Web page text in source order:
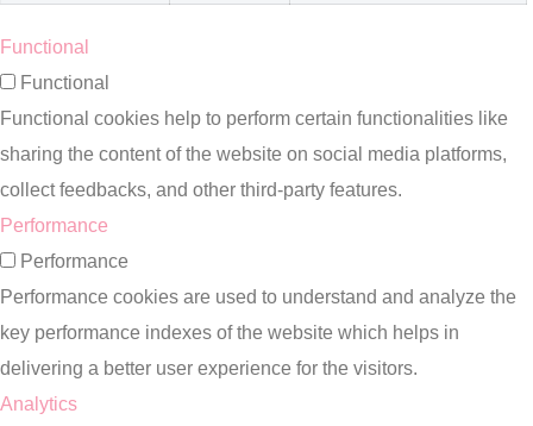
Functional
Functional
Functional cookies help to perform certain functionalities like
sharing the content of the website on social media platforms,
collect feedbacks, and other third-party features.
Performance
Performance
Performance cookies are used to understand and analyze the
key performance indexes of the website which helps in
delivering a better user experience for the visitors.
Analytics